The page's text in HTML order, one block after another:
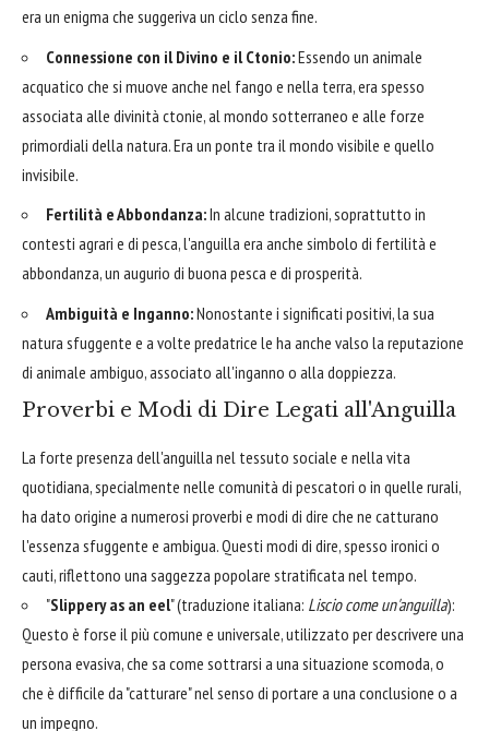
era un enigma che suggeriva un ciclo senza fine.
Connessione con il Divino e il Ctonio:Essendo un animale
acquatico che si muove anche nel fango e nella terra, era spesso
associata alle divinità ctonie, al mondo sotterraneo e alle forze
primordiali della natura. Era un ponte tra il mondo visibile e quello
invisibile.
Fertilità e Abbondanza:In alcune tradizioni, soprattutto in
contesti agrari e di pesca, l'anguilla era anche simbolo di fertilità e
abbondanza, un augurio di buona pesca e di prosperità.
Ambiguità e Inganno:Nonostante i significati positivi, la sua
natura sfuggente e a volte predatrice le ha anche valso la reputazione
di animale ambiguo, associato all'inganno o alla doppiezza.
Proverbi e Modi di Dire Legati all'Anguilla
La forte presenza dell'anguilla nel tessuto sociale e nella vita
quotidiana, specialmente nelle comunità di pescatori o in quelle rurali,
ha dato origine a numerosi proverbi e modi di dire che ne catturano
l'essenza sfuggente e ambigua. Questi modi di dire, spesso ironici o
cauti, riflettono una saggezza popolare stratificata nel tempo.
"Slippery as an eel" (traduzione italiana: Liscio come un'anguilla):
Questo è forse il più comune e universale, utilizzato per descrivere una
persona evasiva, che sa come sottrarsi a una situazione scomoda, o
che è difficile da "catturare" nel senso di portare a una conclusione o a
un impegno.